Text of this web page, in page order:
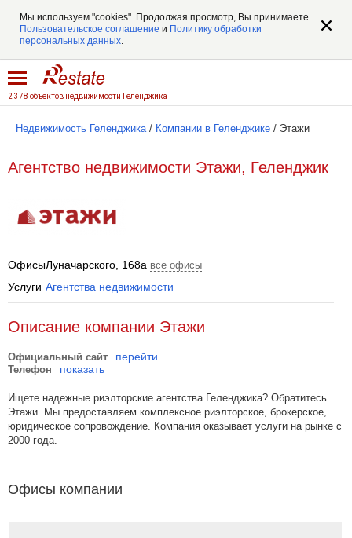
Мы используем "cookies". Продолжая просмотр, Вы принимаете
Пользовательское соглашение и Политику обработки
персональных данных.
2 378 объектов недвижимости Геленджика
Недвижимость Геленджика/ Компании в Геленджике / Этажи
Агентство недвижимости Этажи, Геленджик
ОфисыЛуначарского, 168а все офисы
Услуги Агентства недвижимости
Описание компании Этажи
Официальный сайт перейти
Телефон показать
Ищете надежные риэлторские агентства Геленджика? Обратитесь
Этажи. Мы предоставляем комплексное риэлторское, брокерское,
юридическое сопровождение. Компания оказывает услуги на рынке с
2000 года.
Офисы компании